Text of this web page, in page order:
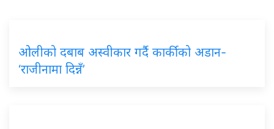
ओलीको दबाब अस्वीकार गर्दै कार्कीको अडान-
‘राजीनामा दिन्नँ’